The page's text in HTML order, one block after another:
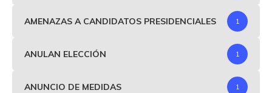
AMENAZAS A CANDIDATOS PRESIDENCIALES 1
ANULAN ELECCIÓN 1
ANUNCIO DE MEDIDAS 1